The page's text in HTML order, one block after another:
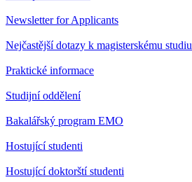
Newsletter for Applicants
Nejčastější dotazy k magisterskému studiu
Praktické informace
Studijní oddělení
Bakalářský program EMO
Hostující studenti
Hostující doktorští studenti